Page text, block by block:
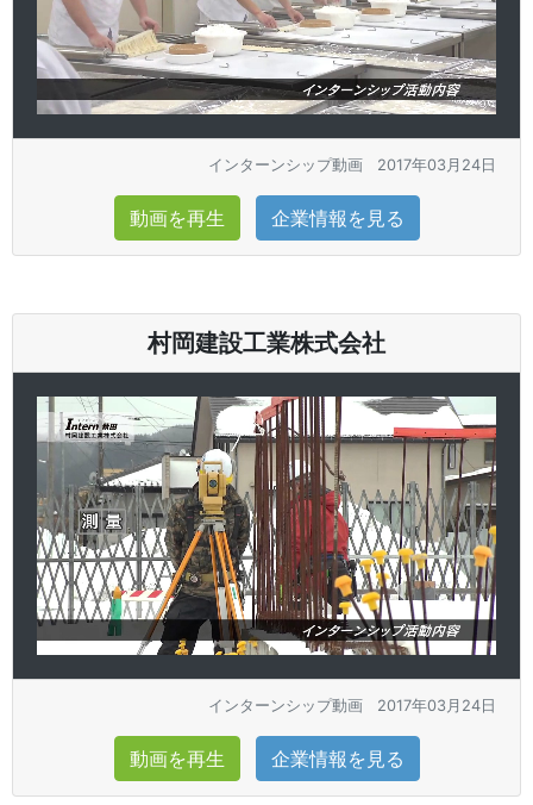
インターンシップ動画 2017年03月24日
動画を再生 企業情報を見る
村岡建設工業株式会社
インターンシップ動画 2017年03月24日
動画を再生 企業情報を見る